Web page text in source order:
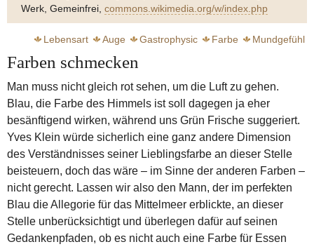
Werk, Gemeinfrei, commons.wikimedia.org/w/index.php
Lebensart Auge Gastrophysic Farbe Mundgefühl
Farben schmecken
Man muss nicht gleich rot sehen, um die Luft zu gehen.
Blau, die Farbe des Himmels ist soll dagegen ja eher
besänftigend wirken, während uns Grün Frische suggeriert.
Yves Klein würde sicherlich eine ganz andere Dimension
des Verständnisses seiner Lieblingsfarbe an dieser Stelle
beisteuern, doch das wäre – im Sinne der anderen Farben –
nicht gerecht. Lassen wir also den Mann, der im perfekten
Blau die Allegorie für das Mittelmeer erblickte, an dieser
Stelle unberücksichtigt und überlegen dafür auf seinen
Gedankenpfaden, ob es nicht auch eine Farbe für Essen